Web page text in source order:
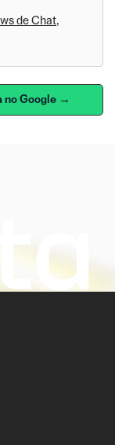
de Chat,
no Google →